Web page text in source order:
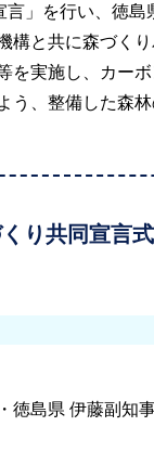
言」を行い、徳
構と共に森づく
を実施し、カー
う、整備した森
り共同宣言式
徳島県 伊藤副知